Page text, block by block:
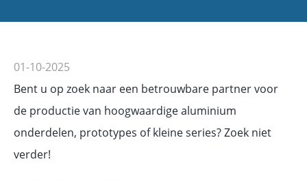
01-10-2025
Bent u op zoek naar een betrouwbare partner voor
de productie van hoogwaardige aluminium
onderdelen, prototypes of kleine series? Zoek niet
verder!